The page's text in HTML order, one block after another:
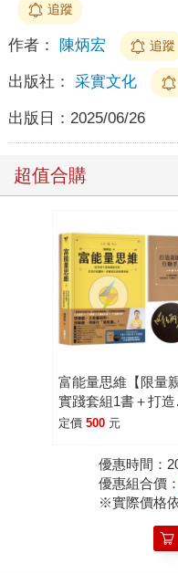
追蹤
作者： 陳炳宏 追蹤
出版社： 采實文化
出版日： 2025/06/26
超值合購
富能量思維【限量
實踐套組1書＋打造
能量行動手冊】：從
造谷底翻身、持續
的致勝系統
定價 500 元
優惠時間：
優惠組合價：
※實際價格